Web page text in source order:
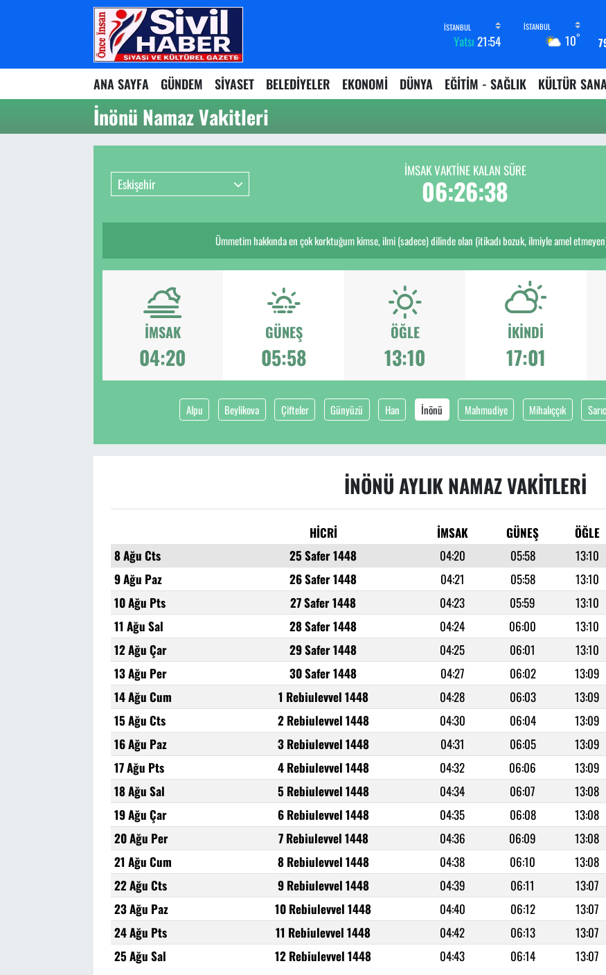
Yatsı 21:54 10°
ANA SAYFA GÜNDEM SİYASET BELEDİYELER EKONOMİ DÜNYA EĞİTİM - SAĞLIK KÜLTÜR
İnönü Namaz Vakitleri
Eskişehir
İMSAK VAKTİNE KALAN SÜRE
06:26:38
Ümmetim hakkında en çok korktuğum kimse, ilmi (sadece) dilinde olan (itikadı bozuk, ilmiyle amel
İMSAK
04:20
GÜNEŞ
05:58
ÖĞLE
13:10
İKINDI
17:01
Alpu Beylikova Çifteler Günyüzü Han İnönü Mahmudiye Mihalıççık
İNÖNÜ AYLIK NAMAZ VAKITLERI
HİCRİ İMSAK GÜNEŞ ÖĞLE
8 Ağu Cts
25 Safer 1448 04:20 05:58 13:10
9 Ağu Paz
26 Safer 1448 04:21 05:58 13:10
10 Ağu Pts
27 Safer 1448 04:23 05:59 13:10
11 Ağu Sal
28 Safer 1448 04:24 06:00 13:10
12 Ağu Çar
29 Safer 1448 04:25 06:01 13:10
13 Ağu Per
30 Safer 1448 04:27 06:02 13:09
14 Ağu Cum
1 Rebiulevvel 1448 04:28 06:03 13:09
15 Ağu Cts
2 Rebiulevvel 1448 04:30 06:04 13:09
16 Ağu Paz
3 Rebiulevvel 1448 04:31 06:05 13:09
17 Ağu Pts
4 Rebiulevvel 1448 04:32 06:06 13:09
18 Ağu Sal
5 Rebiulevvel 1448 04:34 06:07 13:08
19 Ağu Çar
6 Rebiulevvel 1448 04:35 06:08 13:08
20 Ağu Per
7 Rebiulevvel 1448 04:36 06:09 13:08
21 Ağu Cum
8 Rebiulevvel 1448 04:38 06:10 13:08
22 Ağu Cts
9 Rebiulevvel 1448 04:39 06:11 13:07
23 Ağu Paz
10 Rebiulevvel 1448 04:40 06:12 13:07
24 Ağu Pts
11 Rebiulevvel 1448 04:42 06:13 13:07
25 Ağu Sal
12 Rebiulevvel 1448 04:43 06:14 13:07
Nöbetçi Eczaneler
Hava Durumu
Namaz Vakitleri
Süper Lig Puan Durumu ve Fikstür
Son Dakika Haberleri